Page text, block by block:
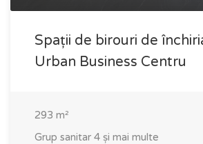
Spații de birouri de
Urban Business Centru
293 m²
Grup sanitar 4 și mai multe